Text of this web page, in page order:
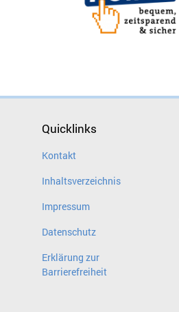
Quicklinks
Kontakt
Inhaltsverzeichnis
Impressum
Datenschutz
Erklärung zur
Barrierefreiheit